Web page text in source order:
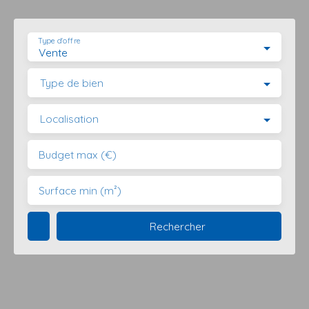
Vente
Type d'offre
Type de bien
Localisation
Budget max (€)
Surface min (m²)
Rechercher